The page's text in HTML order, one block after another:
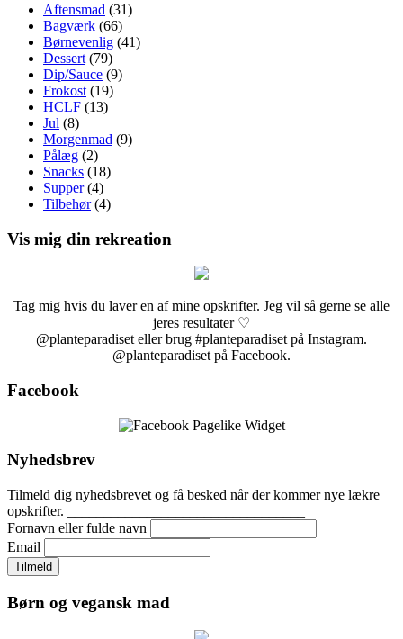
Aftensmad (31)
Bagværk (66)
Børnevenlig (41)
Dessert (79)
Dip/Sauce (9)
Frokost (19)
HCLF (13)
Jul (8)
Morgenmad (9)
Pålæg (2)
Snacks (18)
Supper(4)
Tilbehør(4)
Vis mig din rekreation
Tag mig hvis du laver en af mine opskrifter. Jeg vil så gerne se alle
jeres resultater ♡
@planteparadiset eller brug #planteparadiset på Instagram.
@planteparadiset på Facebook.
Facebook
Nyhedsbrev
Tilmeld dig nyhedsbrevet og få besked når der kommer nye lækre
opskrifter. _________________________________
Fornavn eller fulde navn
Email
Børn og vegansk mad